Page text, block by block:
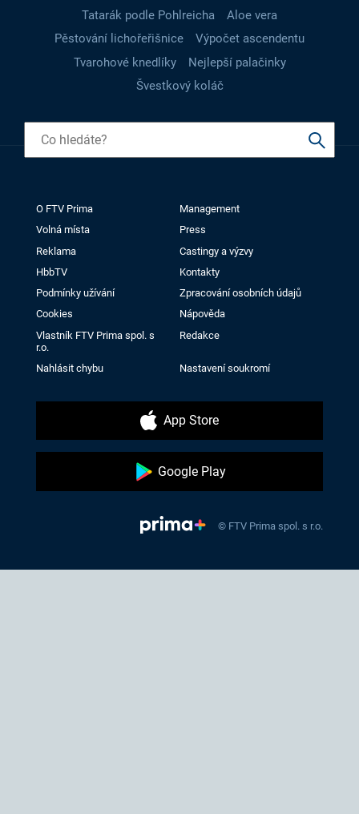
Tatarák podle Pohlreicha
Aloe vera
Pěstování lichořeřišnice
Výpočet ascendentu
Tvarohové knedlíky
Nejlepší palačinky
Švestkový koláč
O FTV Prima
Management
Volná místa
Press
Reklama
Castingy a výzvy
HbbTV
Kontakty
Podmínky užívání
Zpracování osobních údajů
Cookies
Nápověda
Vlastník FTV Prima spol. s
r.o.
Redakce
Nahlásit chybu Nastavení soukromí
App Store
Google Play
© FTV Prima spol. s r.o.